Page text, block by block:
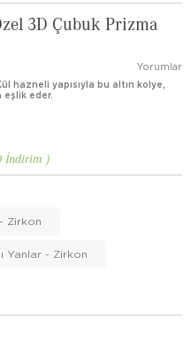
3D Çubuk Prizma
Yorumlar
hazneli yapısıyla bu altın kolye,
eşlik eder.
İndirim
Zirkon
Yanlar - Zirkon